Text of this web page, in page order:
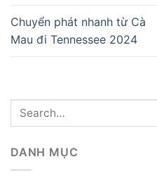
Chuyển phát nhanh từ Cà
Mau đi Tennessee 2024
DANH MỤC